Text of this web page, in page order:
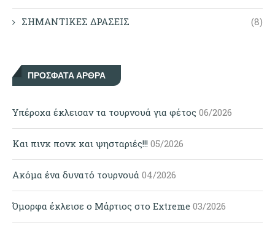
ΣΗΜΑΝΤΙΚΕΣ ΔΡΑΣΕΙΣ (8)
ΠΡΌΣΦΑΤΑ ΆΡΘΡΑ
Υπέροχα έκλεισαν τα τουρνουά για φέτος 06/2026
Και πινκ πονκ και ψησταριές!!! 05/2026
Ακόμα ένα δυνατό τουρνουά 04/2026
Όμορφα έκλεισε ο Μάρτιος στο Extreme 03/2026